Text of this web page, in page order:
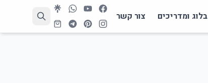
בלוג ומדריכים צור קשר